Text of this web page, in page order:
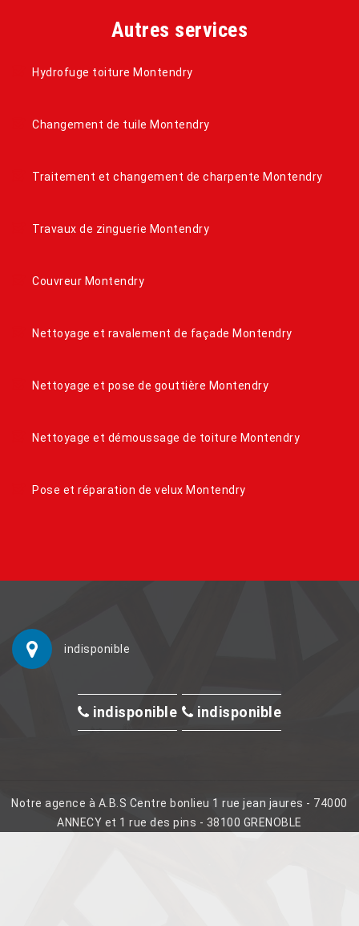
Autres services
Hydrofuge toiture Montendry
Changement de tuile Montendry
Traitement et changement de charpente Montendry
Travaux de zinguerie Montendry
Couvreur Montendry
Nettoyage et ravalement de façade Montendry
Nettoyage et pose de gouttière Montendry
Nettoyage et démoussage de toiture Montendry
Pose et réparation de velux Montendry
indisponible
indisponible indisponible
Notre agence à A.B.S Centre bonlieu 1 rue jean jaures - 74000
ANNECY et 1 rue des pins - 38100 GRENOBLE